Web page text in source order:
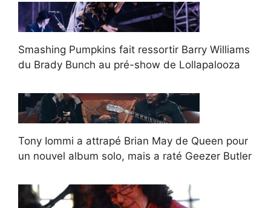
Smashing Pumpkins fait ressortir Barry Williams
du Brady Bunch au pré-show de Lollapalooza
Tony Iommi a attrapé Brian May de Queen pour
un nouvel album solo, mais a raté Geezer Butler